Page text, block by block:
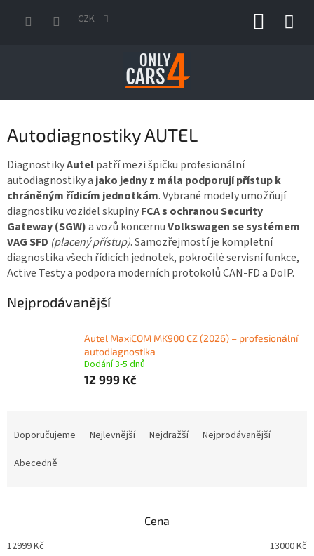
CZK
Autodiagnostiky AUTEL
DiagnostikyAutelpatří mezi špičku profesionální
autodiagnostiky a jako jedny z mála podporují přístup k
chráněným řídicím jednotkám. Vybrané modely umožňují
diagnostiku vozidel skupinyFCA s ochranou Security
Gateway (SGW)a vozů koncernuVolkswagen se systémem
VAG SFD (placený přístup). Samozřejmostí je kompletní
diagnostika všech řídicích jednotek, pokročilé servisní funkce,
Active Testy a podpora moderních protokolů CAN-FD a DoIP.
Nejprodávanější
Autel MaxiCOM MK900 CZ (2026) – profesionální
autodiagnostika
Dodání 3-5 dnů
12 999 Kč
o
Doporučujeme Nejlevnější Nejdražší
Nejprodávanější
Abecedně
Cena
12999Kč 13000Kč